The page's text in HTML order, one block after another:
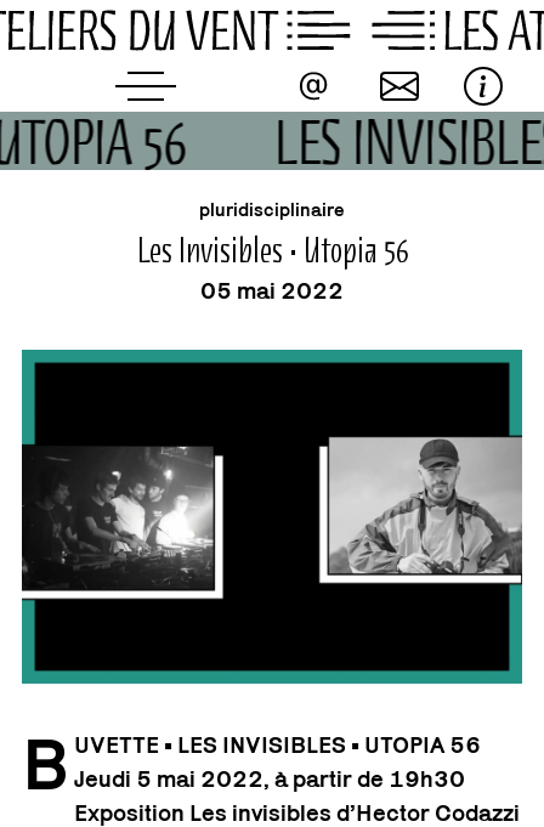
Skip
to
56 LES
buvette
événement
pluridisciplinaire
Les Invisibles • Utopia 56
05 mai 2022
B UVETTE • LES INVISIBLES • UTOPIA 56
Jeudi 5 mai 2022, à partir de 19h30
Exposition Les invisibles d’Hector Codazzi